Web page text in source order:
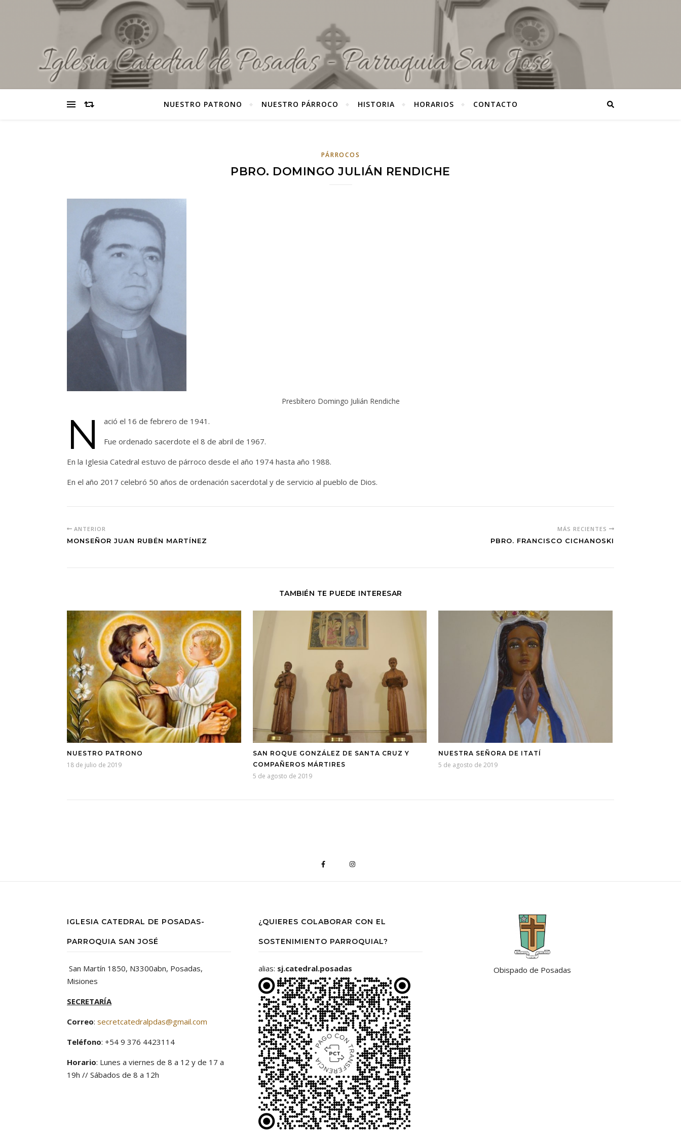
NUESTRO PATRONO NUESTRO PÁRROCO HISTORIA HORARIOS CONTACTO
PÁRROCOS
PBRO. DOMINGO JULIÁN RENDICHE
Presbítero Domingo Julián Rendiche
N
ació el 16 de febrero de 1941.
Fue ordenado sacerdote el 8 de abril de 1967.
En la Iglesia Catedral estuvo de párroco desde el año 1974 hasta año 1988.
En el año 2017 celebró 50 años de ordenación sacerdotal y de servicio al pueblo de Dios.
ANTERIOR
MONSEÑOR JUAN RUBÉN MARTÍNEZ
MÁS RECIENTES
PBRO. FRANCISCO CICHANOSKI
TAMBIÉN TE PUEDE INTERESAR
NUESTRO PATRONO
18 de julio de 2019
SAN ROQUE GONZÁLEZ DE SANTA CRUZ Y
COMPAÑEROS MÁRTIRES
5 de agosto de 2019
NUESTRA SEÑORA DE ITATÍ
5 de agosto de 2019
IGLESIA CATEDRAL DE POSADAS-
PARROQUIA SAN JOSÉ
San Martín 1850, N3300abn, Posadas,
Misiones
SECRETARÍA
Correo: secretcatedralpdas@gmail.com
Teléfono: +54 9 376 4423114
Horario: Lunes a viernes de 8 a 12 y de 17 a
19h // Sábados de 8 a 12h
¿QUIERES COLABORAR CON EL
SOSTENIMIENTO PARROQUIAL?
alias: sj.catedral.posadas Obispado de Posadas